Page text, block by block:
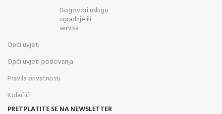
Dogovori uslugu
ugradnje ili
servisa
Opći uvjeti
Opći uvjeti poslovanja
Pravila privatnosti
Kolačići
PRETPLATITE SE NA NEWSLETTER